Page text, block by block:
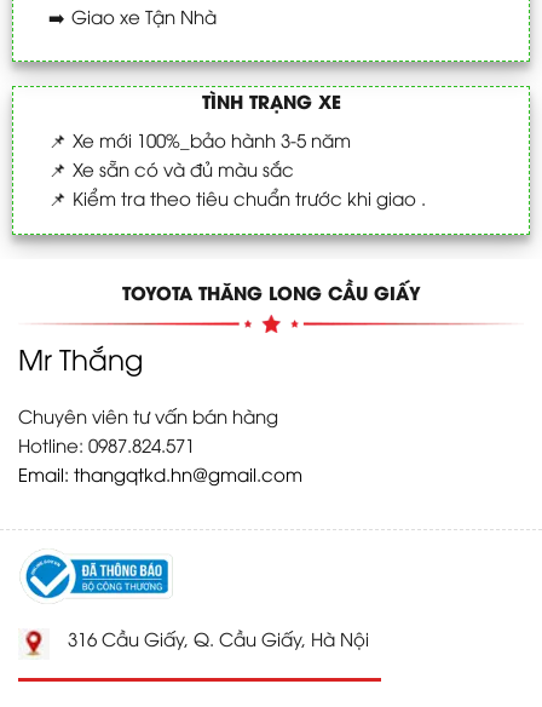
➡️ Giao xe Tận Nhà
TÌNH TRẠNG XE
📌 Xe mới 100%_bảo hành 3-5 năm
📌 Xe sẵn có và đủ màu sắc
📌 Kiểm tra theo tiêu chuẩn trước khi giao .
TOYOTA THĂNG LONG CẦU GIẤY
Mr Thắng
Chuyên viên tư vấn bán hàng
Hotline: 0987.824.571
Email: thangqtkd.hn@gmail.com
316 Cầu Giấy, Q. Cầu Giấy, Hà Nội